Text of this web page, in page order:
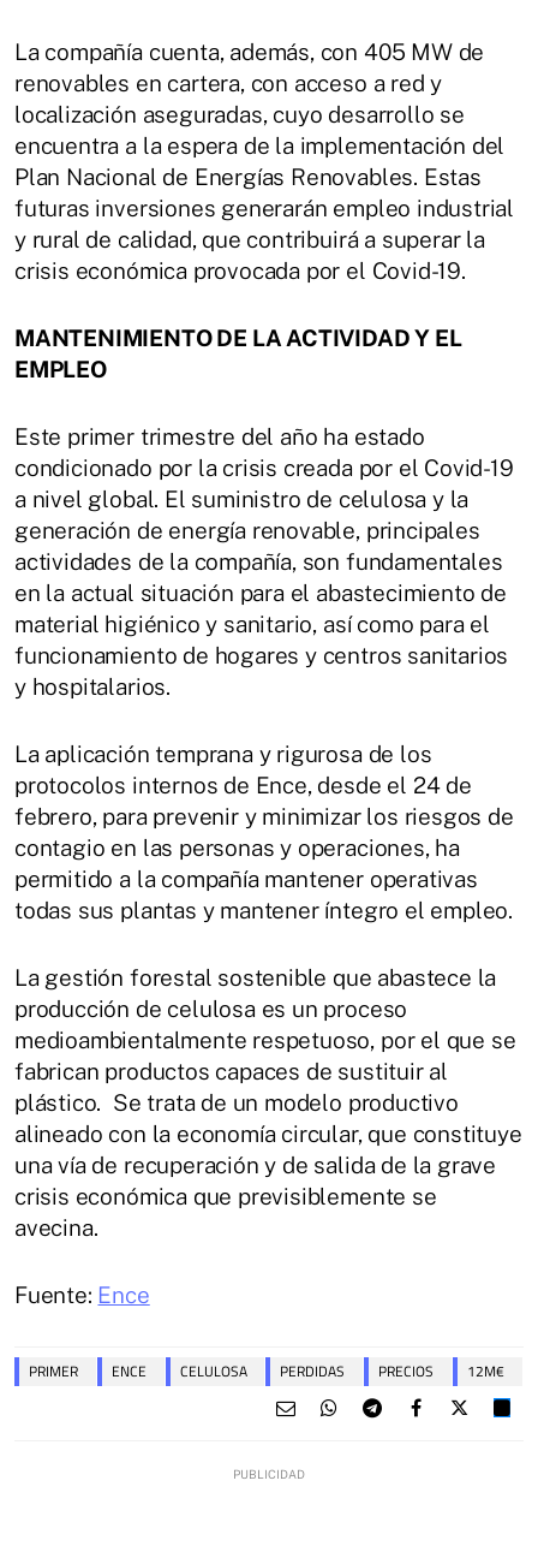
La compañía cuenta, además, con 405 MW de
renovables en cartera, con acceso a red y
localización aseguradas, cuyo desarrollo se
encuentra a la espera de la implementación del
Plan Nacional de Energías Renovables. Estas
futuras inversiones generarán empleo industrial
y rural de calidad, que contribuirá a superar la
crisis económica provocada por el Covid-19.
MANTENIMIENTO DE LA ACTIVIDAD Y EL
EMPLEO
Este primer trimestre del año ha estado
condicionado por la crisis creada por el Covid-19
a nivel global. El suministro de celulosa y la
generación de energía renovable, principales
actividades de la compañía, son fundamentales
en la actual situación para el abastecimiento de
material higiénico y sanitario, así como para el
funcionamiento de hogares y centros sanitarios
y hospitalarios.
La aplicación temprana y rigurosa de los
protocolos internos de Ence, desde el 24 de
febrero, para prevenir y minimizar los riesgos de
contagio en las personas y operaciones, ha
permitido a la compañía mantener operativas
todas sus plantas y mantener íntegro el empleo.
La gestión forestal sostenible que abastece la
producción de celulosa es un proceso
medioambientalmente respetuoso, por el que se
fabrican productos capaces de sustituir al
plástico. Se trata de un modelo productivo
alineado con la economía circular, que constituye
una vía de recuperación y de salida de la grave
crisis económica que previsiblemente se
avecina.
Fuente: Ence
PRIMER ENCE CELULOSA PERDIDAS PRECIOS 12M€